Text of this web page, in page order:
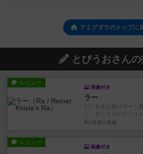
アミグダラのトップに
とびうおさん
レビュー
画像付き
ラー
だいすきな競りゲー！
し、セットコレクショ
約1年前 の投稿
レビュー
画像付き